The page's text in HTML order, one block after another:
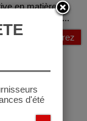
en matière de
Toute notre...
Entrez
d'été